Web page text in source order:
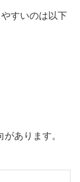
すいのは以下
あります。